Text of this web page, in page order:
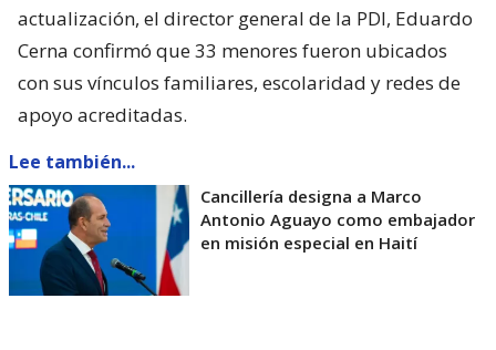
actualización, el director general de la PDI, Eduardo
Cerna confirmó que 33 menores fueron ubicados
con sus vínculos familiares, escolaridad y redes de
apoyo acreditadas.
Lee también...
Cancillería designa a Marco
Antonio Aguayo como embajador
en misión especial en Haití